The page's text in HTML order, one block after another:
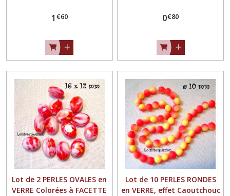
1 €60 0€80
Lot de 2 PERLES OVALES en
VERRE Colorées à FACETTE
Lot de 10 PERLES RONDES
en VERRE, effet Caoutchouc